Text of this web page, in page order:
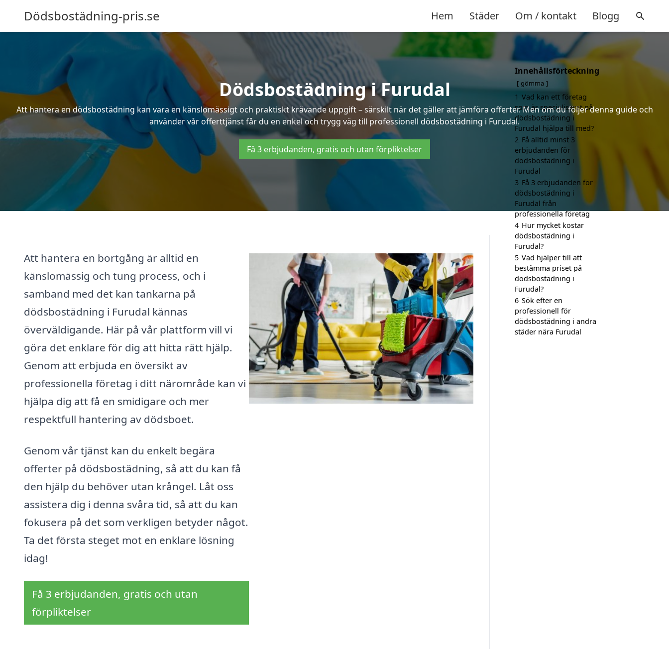
Dödsbostädning-pris.se Hem Städer Om / kontakt Blogg
Dödsbostädning i Furudal
Att hantera en dödsbostädning kan vara en känslomässigt och praktiskt krävande uppgift – särskilt när det gäller att jämföra offerter. Men om du följer denna guide och
använder vår offerttjänst får du en enkel och trygg väg till professionell dödsbostädning i Furudal.
Få 3 erbjudanden, gratis och utan förpliktelser
Att hantera en bortgång är alltid en
känslomässig och tung process, och i
samband med det kan tankarna på
dödsbostädning i Furudal kännas
överväldigande. Här på vår plattform vill vi
göra det enklare för dig att hitta rätt hjälp.
Genom att erbjuda en översikt av
professionella företag i ditt närområde kan vi
hjälpa dig att få en smidigare och mer
respektfull hantering av dödsboet.
Genom vår tjänst kan du enkelt begära
offerter på dödsbostädning, så att du kan få
den hjälp du behöver utan krångel. Låt oss
assistera dig i denna svåra tid, så att du kan
fokusera på det som verkligen betyder något.
Ta det första steget mot en enklare lösning
idag!
Få 3 erbjudanden, gratis och utan
förpliktelser
Innehållsförteckning
gömma
1 Vad kan ett företag
som är specialiserat på
dödsbostädning i
Furudal hjälpa till med?
2 Få alltid minst 3
erbjudanden för
dödsbostädning i
Furudal
3 Få 3 erbjudanden för
dödsbostädning i
Furudal från
professionella företag
4 Hur mycket kostar
dödsbostädning i
Furudal?
5 Vad hjälper till att
bestämma priset på
dödsbostädning i
Furudal?
6 Sök efter en
professionell för
dödsbostädning i andra
städer nära Furudal